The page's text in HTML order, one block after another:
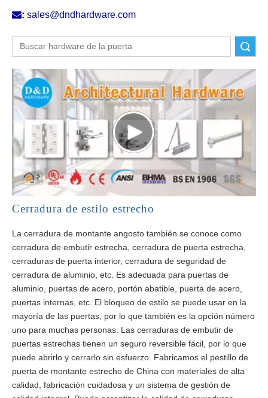
: sales@dndhardware.com
Cerradura de estilo estrecho
La cerradura de montante angosto también se conoce como
cerradura de embutir estrecha, cerradura de puerta estrecha,
cerraduras de puerta interior, cerradura de seguridad de
cerradura de aluminio, etc. Es adecuada para puertas de
aluminio, puertas de acero, portón abatible, puerta de acero,
puertas internas, etc. El bloqueo de estilo se puede usar en la
mayoría de las puertas, por lo que también es la opción número
uno para muchas personas. Las cerraduras de embutir de
puertas estrechas tienen un seguro reversible fácil, por lo que
puede abrirlo y cerrarlo sin esfuerzo. Fabricamos el pestillo de
puerta de montante estrecho de China con materiales de alta
calidad, fabricación cuidadosa y un sistema de gestión de